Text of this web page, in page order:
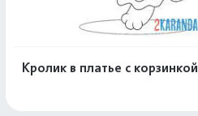
Кролик в платье с корзинкой